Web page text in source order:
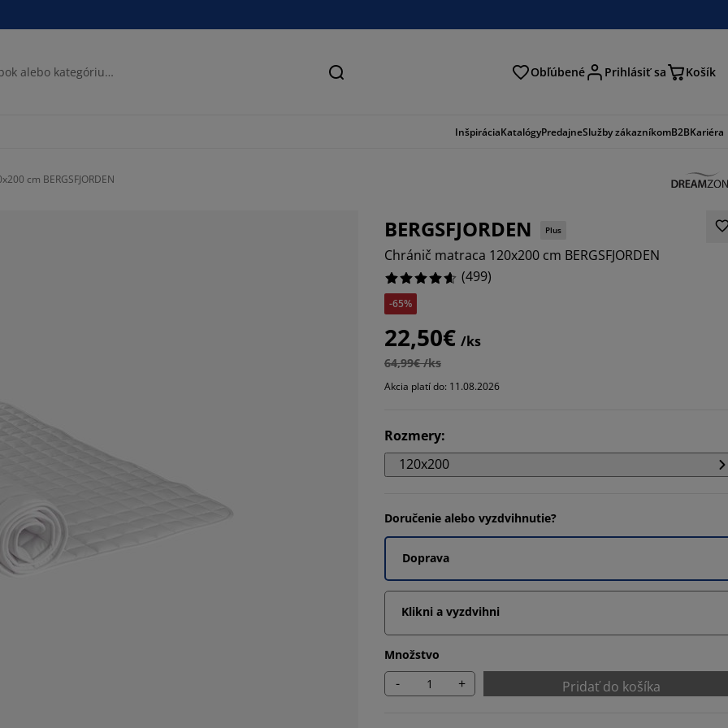
Hľadať Obľúbené Prihlásiť sa Košík
InšpiráciaKatalógyPredajneSlužby zákazníkomB2BKariéra
cm BERGSFJORDEN
BERGSFJORDEN Plus
Chránič matraca 120x200 cm BERGSFJORDEN
(499)
-65%
22,50€ /ks
64,99€ /ks
Akcia platí do: 11.08.2026
Rozmery:
120x200
Doručenie alebo vyzdvihnutie?
Doprava
Klikni a vyzdvihni
Množstvo
- + Pridať do košíka
4.408817635270541%
3.006012024048096%